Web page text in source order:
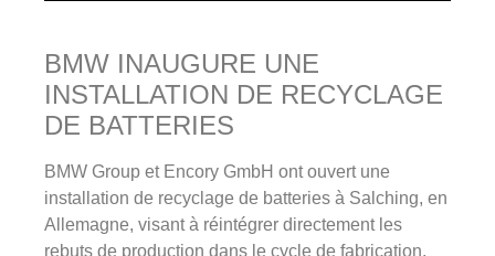
BMW INAUGURE UNE
INSTALLATION DE RECYCLAGE
DE BATTERIES
BMW Group et Encory GmbH ont ouvert une
installation de recyclage de batteries à Salching, en
Allemagne, visant à réintégrer directement les
rebuts de production dans le cycle de fabrication.